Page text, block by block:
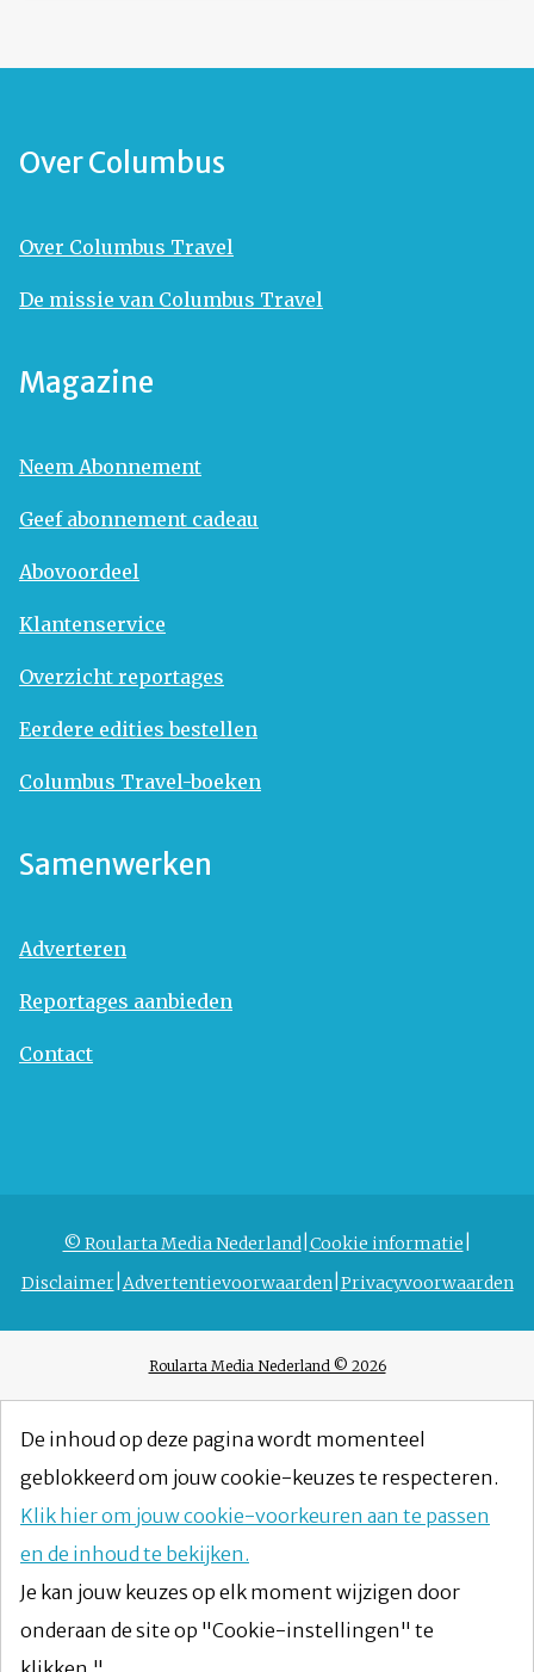
Over Columbus
Over Columbus Travel
De missie van Columbus Travel
Magazine
Neem Abonnement
Geef abonnement cadeau
Abovoordeel
Klantenservice
Overzicht reportages
Eerdere edities bestellen
Columbus Travel-boeken
Samenwerken
Adverteren
Reportages aanbieden
Contact
© Roularta Media Nederland Cookie informatie
Disclaimer Advertentievoorwaarden Privacyvoorwaarden
Roularta Media Nederland © 2026
De inhoud op deze pagina wordt momenteel
geblokkeerd om jouw cookie-keuzes te respecteren.
Klik hier om jouw cookie-voorkeuren aan te passen
en de inhoud te bekijken.
Je kan jouw keuzes op elk moment wijzigen door
onderaan de site op "Cookie-instellingen" te